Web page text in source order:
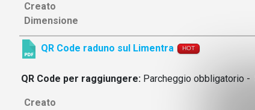
Creato
Dimensione
QR Code raduno sul Limentra HOT
QR Code per raggiungere: Parcheggio obbligatorio -
Creato